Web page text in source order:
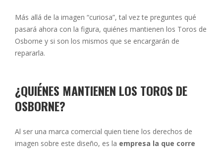
Más allá de la imagen “curiosa”, tal vez te preguntes qué
pasará ahora con la figura, quiénes mantienen los Toros de
Osborne y si son los mismos que se encargarán de
repararla.
¿QUIÉNES MANTIENEN LOS TOROS DE
OSBORNE?
Al ser una marca comercial quien tiene los derechos de
imagen sobre este diseño, es la empresa la que corre